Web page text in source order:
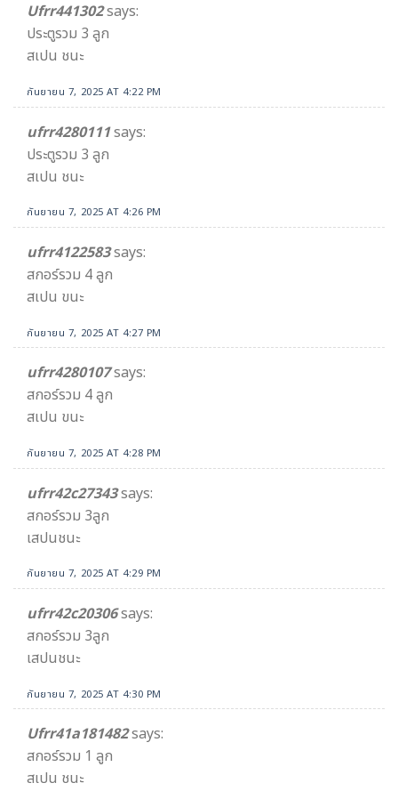
Ufrr441302says:
ประตูรวม 3 ลูก
สเปน ชนะ
กันยายน 7, 2025 AT 4:22 PM
ufrr4280111says:
ประตูรวม 3 ลูก
สเปน ชนะ
กันยายน 7, 2025 AT 4:26 PM
ufrr4122583says:
สกอร์รวม 4 ลูก
สเปน ขนะ
กันยายน 7, 2025 AT 4:27 PM
ufrr4280107says:
สกอร์รวม 4 ลูก
สเปน ขนะ
กันยายน 7, 2025 AT 4:28 PM
ufrr42c27343says:
สกอร์รวม 3ลูก
เสปนชนะ
กันยายน 7, 2025 AT 4:29 PM
ufrr42c20306says:
สกอร์รวม 3ลูก
เสปนชนะ
กันยายน 7, 2025 AT 4:30 PM
Ufrr41a181482says:
สกอร์รวม 1 ลูก
สเปน ชนะ